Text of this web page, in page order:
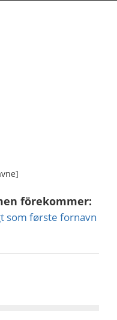
förekommer:
som første fornavn